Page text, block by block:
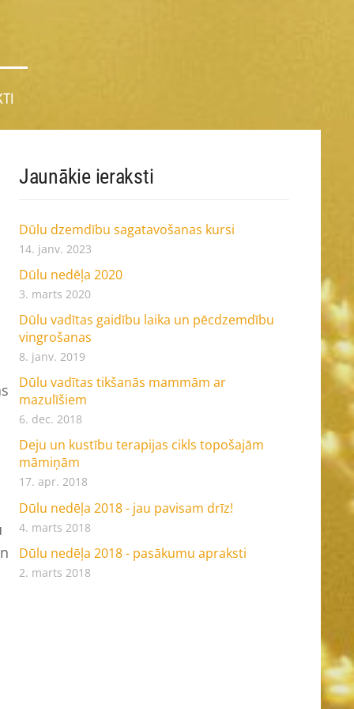
Jaunākie ieraksti
Dūlu dzemdību sagatavošanas kursi
14. janv. 2023
Dūlu nedēļa 2020
3. marts 2020
Dūlu vadītas gaidību laika un pēcdzemdību
vingrošanas
8. janv. 2019
Dūlu vadītas tikšanās mammām ar
mazulīšiem
6. dec. 2018
Deju un kustību terapijas cikls topošajām
māmiņām
17. apr. 2018
Dūlu nedēļa 2018 - jau pavisam drīz!
4. marts 2018
Dūlu nedēļa 2018 - pasākumu apraksti
2. marts 2018